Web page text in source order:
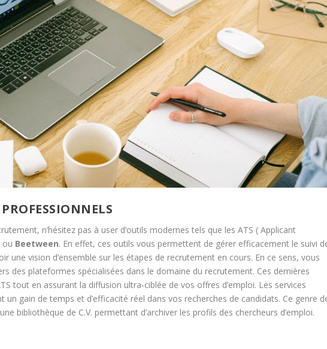
n’hésitez pas à user d’outils modernes tels que les ATS ( Applicant
ou Beetween. En effet, ces outils vous permettent de gérer efficacement le suivi
une vision d’ensemble sur les étapes de recrutement en cours. En ce sens, vous
des plateformes spécialisées dans le domaine du recrutement. Ces dernières
tout en assurant la diffusion ultra-ciblée de vos offres d’emploi. Les services
un gain de temps et d’efficacité réel dans vos recherches de candidats. Ce genre
bibliothèque de C.V. permettant d’archiver les profils des chercheurs d’emploi.